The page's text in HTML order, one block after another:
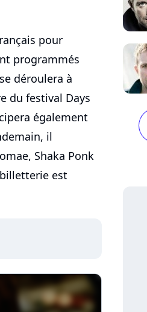
pour
programmés
déroulera à
du festival Days
également
il
Shaka Ponk
est